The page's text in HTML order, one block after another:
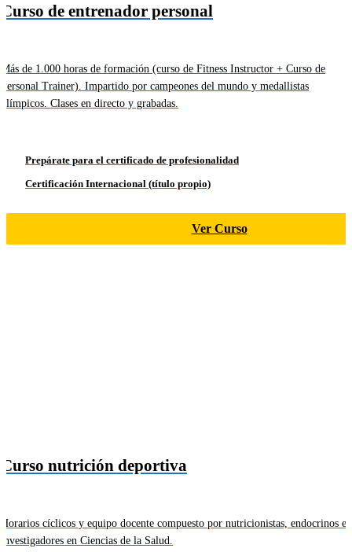
Curso de entrenador personal
Más de 1.000 horas de formación (curso de Fitness Instructor + Curso de
Personal Trainer). Impartido por campeones del mundo y medallistas
olímpicos. Clases en directo y grabadas.
Prepárate para el certificado de profesionalidad
Certificación Internacional (título propio)
Ver Curso
Curso nutrición deportiva
Horarios cíclicos y equipo docente compuesto por nutricionistas, endocrinos e
investigadores en Ciencias de la Salud.